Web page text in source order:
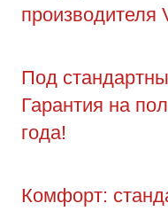
производителя
Под
Гарантия на
года!
Комфорт: